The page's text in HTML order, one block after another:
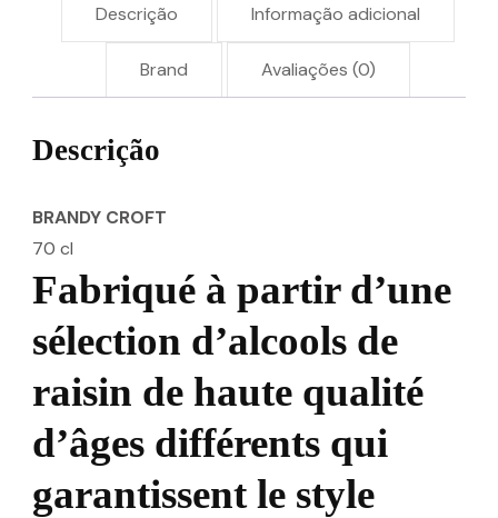
Descrição Informação adicional
Brand Avaliações (0)
Descrição
BRANDY CROFT
70 cl
Fabriqué à partir d’une
sélection d’alcools de
raisin de haute qualité
d’âges différents qui
garantissent le style